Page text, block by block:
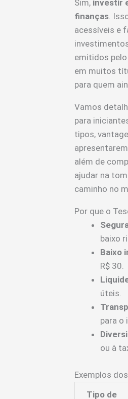
Sim, investir
finanças.
acessíveis e
emitidos
em muitos
para quem
Vamos
para
tipos,
além de
ajudar na
caminho no
Por que o
baixo
Baixo
R$ 30.
úteis.
para o
ou à
Exemplos
Tipo de